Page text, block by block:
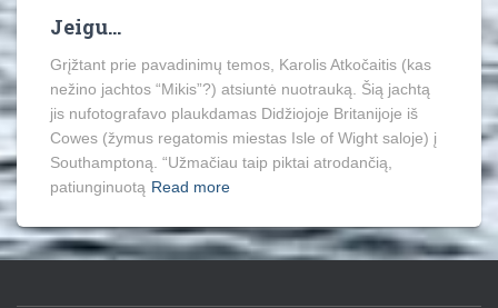
Jeigu…
Grįžtant prie pavadinimų temos, Karolis Atkočaitis (kas
nežino jachtos “Mikis”?) atsiuntė nuotrauką. Šią jachtą
jis nufotografavo plaukdamas Didžiojoje Britanijoje iš
Cowes (žymus regatomis miestas Isle of Wight saloje) į
Southamptoną. “Užmačiau taip piktai atrodančią,
patiunginuotą Read more